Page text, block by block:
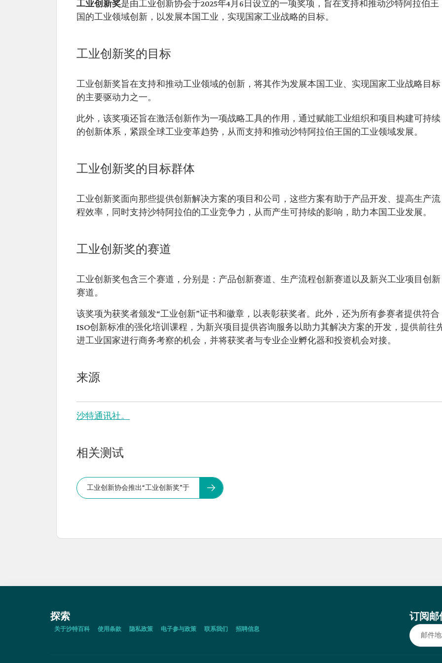
工业创新奖是由工业创新协会于2025年4月6日设立的一项奖项，旨在支持和推动沙特阿拉伯王
国的工业领域创新，以发展本国工业，实现国家工业战略的目标。
工业创新奖的目标
工业创新奖旨在支持和推动工业领域的创新，将其作为发展本国工业、实现国家工业战略目标
的主要驱动力之一。
此外，该奖项还旨在激活创新作为一项战略工具的作用，通过赋能工业组织和项目构建可持续
的创新体系，紧跟全球工业变革趋势，从而支持和推动沙特阿拉伯王国的工业领域发展。
工业创新奖的目标群体
工业创新奖面向那些提供创新解决方案的项目和公司，这些方案有助于产品开发、提高生产流
程效率，同时支持沙特阿拉伯的工业竞争力，从而产生可持续的影响，助力本国工业发展。
工业创新奖的赛道
工业创新奖包含三个赛道，分别是：产品创新赛道、生产流程创新赛道以及新兴工业项目创新
赛道。
该奖项为获奖者颁发“工业创新”证书和徽章，以表彰获奖者。此外，还为所有参赛者提供符合
ISO创新标准的强化培训课程，为新兴项目提供咨询服务以助力其解决方案的开发，提供前往
进工业国家进行商务考察的机会，并将获奖者与专业企业孵化器和投资机会对接。
来源
沙特通讯社。
相关测试
工业创新协会推出“工业创新奖”于
探索
关于沙特百科 使用条款 隐私政策 电子参与政策 联系我们 招聘信息
订阅邮